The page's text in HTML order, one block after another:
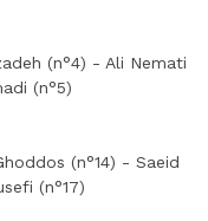
(n°4) - Ali Nemati
(n°5)
(n°14) - Saeid
(n°17)